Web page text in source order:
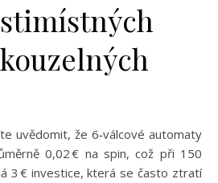
0,02 € na spin, což při 150
3 € investice, která se často ztratí